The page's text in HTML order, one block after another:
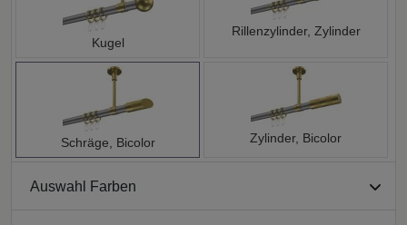
Kugel
Rillenzylinder, Zylinder
Schräge, Bicolor Zylinder, Bicolor
Auswahl Farben